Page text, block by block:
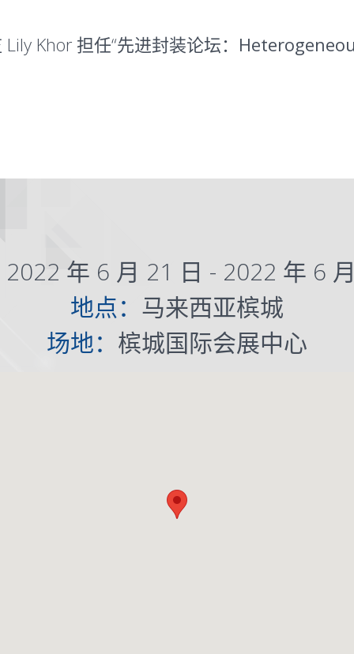
Khor 担任“先进封装论坛：
2022 年 6 月 21 日 - 2022 年 6
地点： 马来西亚槟城
场地： 槟城国际会展中心